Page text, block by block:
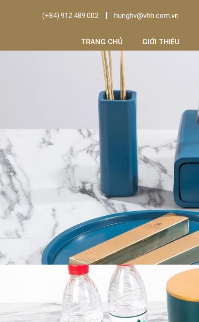
(+84) 912 489 002 hunghv@vhh.com.vn
TRANG CHỦ GIỚI THIỆU